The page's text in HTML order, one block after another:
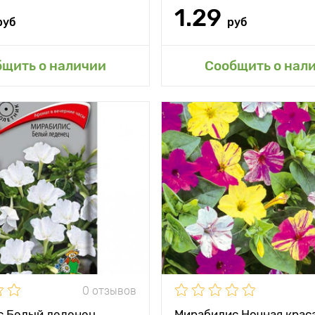
о наличии
1.29 руб
Сообщить о
0 отзывов
Особенности
Высота растения
Растояние между
растениями
Местоположение